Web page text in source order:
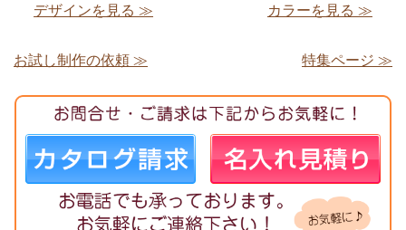
デザインを見る ≫ カラーを見る ≫
お試し制作の依頼 ≫ 特集ページ ≫